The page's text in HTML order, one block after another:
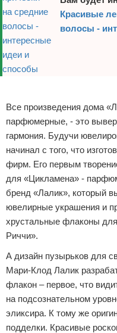
Красивые
волосы -
Все произведения дома
парфюмерные, - это
гармония. Будучи
начинал с того, что
фирм. Его первым
для «Цикламена» -
бренд «Лалик», который
ювелирные украшения и
хрустальные флаконы
Риччи».
А дизайн пузырьков для
Мари-Клод Лалик
флакон – первое, что
на подсознательном
эликсира. К тому же
подделки. Красивые